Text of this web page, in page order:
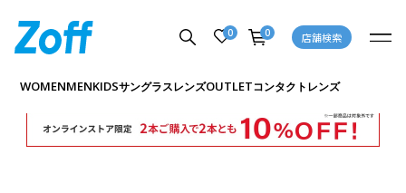
0 0 店舗検索
WOMENMENKIDSサングラスレンズOUTLETコンタクトレンズ
商品詳細ページへ